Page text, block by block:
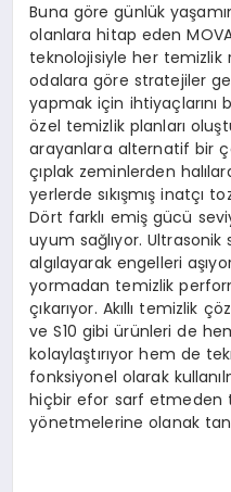
Buna göre günlük
olanlara hitap eden
teknolojisiyle her temizlik
odalara göre stratejiler
yapmak için ihtiyaçlarını
özel temizlik planları
arayanlara alternatif bir
çıplak zeminlerden
yerlerde sıkışmış inatçı
Dört farklı emiş gücü
uyum sağlıyor. Ultrasonik
algılayarak engelleri
yormadan temizlik
çıkarıyor. Akıllı temizlik
ve S10 gibi ürünleri de
kolaylaştırıyor hem de
fonksiyonel olarak
hiçbir efor sarf etmeden
yönetmelerine olanak